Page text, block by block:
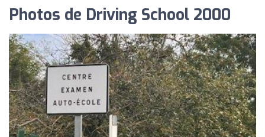
Photos de Driving School 2000